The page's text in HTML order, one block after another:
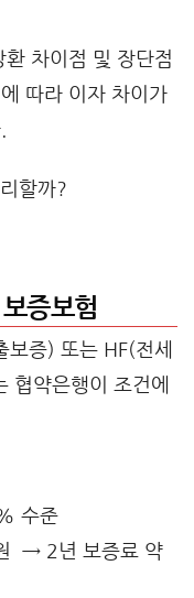
차이점 및 장단점
따라 이자 차이가
증보험
증) 또는 HF(전세
협약은행이 조건에
수준
→ 2년 보증료 약